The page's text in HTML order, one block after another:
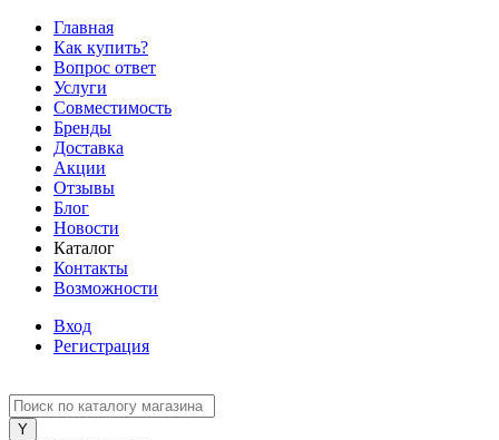
Главная
Как купить?
Вопрос ответ
Услуги
Совместимость
Бренды
Доставка
Акции
Отзывы
Блог
Новости
Каталог
Контакты
Возможности
Вход
Регистрация